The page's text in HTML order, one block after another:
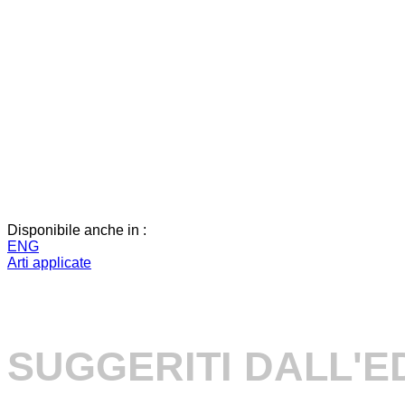
Disponibile anche in :
ENG
Arti applicate
SUGGERITI